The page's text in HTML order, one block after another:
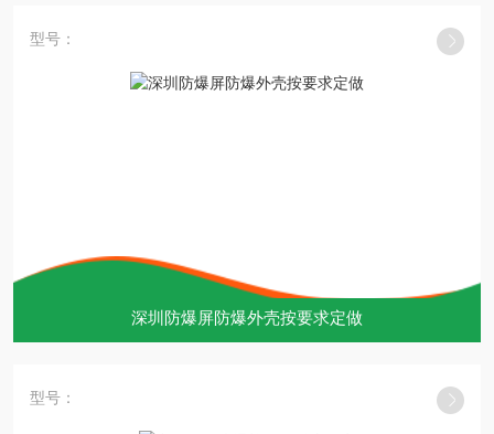
型号：
深圳防爆屏防爆外壳按要求定做
型号：